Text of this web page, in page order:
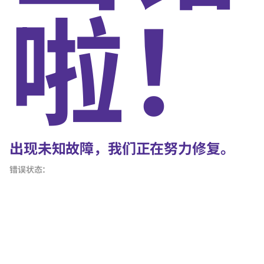
啦！
出现未知故障，我们正在努力修复。
错误状态：